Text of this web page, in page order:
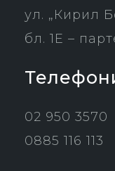
ул. „Кирил
бл. 1Е –
02 950 3570
0885 116 113